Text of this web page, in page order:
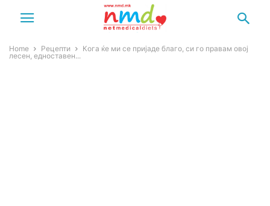
Home Рецепти
Кога ќе ми се пријаде благо, си го правам овој
лесен, едноставен...